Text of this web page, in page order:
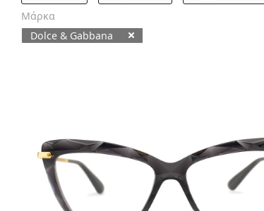
Μάρκα
Dolce & Gabbana